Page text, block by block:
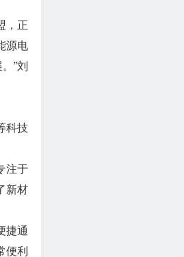
，正
源电
”刘
科技
注于
新材
捷通
便利